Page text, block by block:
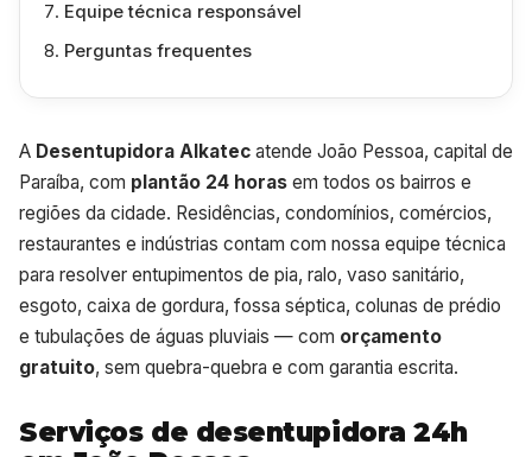
Equipe técnica responsável
Perguntas frequentes
A Desentupidora Alkatec atende João Pessoa, capital de
Paraíba, com plantão 24 horas em todos os bairros e
regiões da cidade. Residências, condomínios, comércios,
restaurantes e indústrias contam com nossa equipe técnica
para resolver entupimentos de pia, ralo, vaso sanitário,
esgoto, caixa de gordura, fossa séptica, colunas de prédio
e tubulações de águas pluviais — com orçamento
gratuito, sem quebra-quebra e com garantia escrita.
Serviços de desentupidora 24h